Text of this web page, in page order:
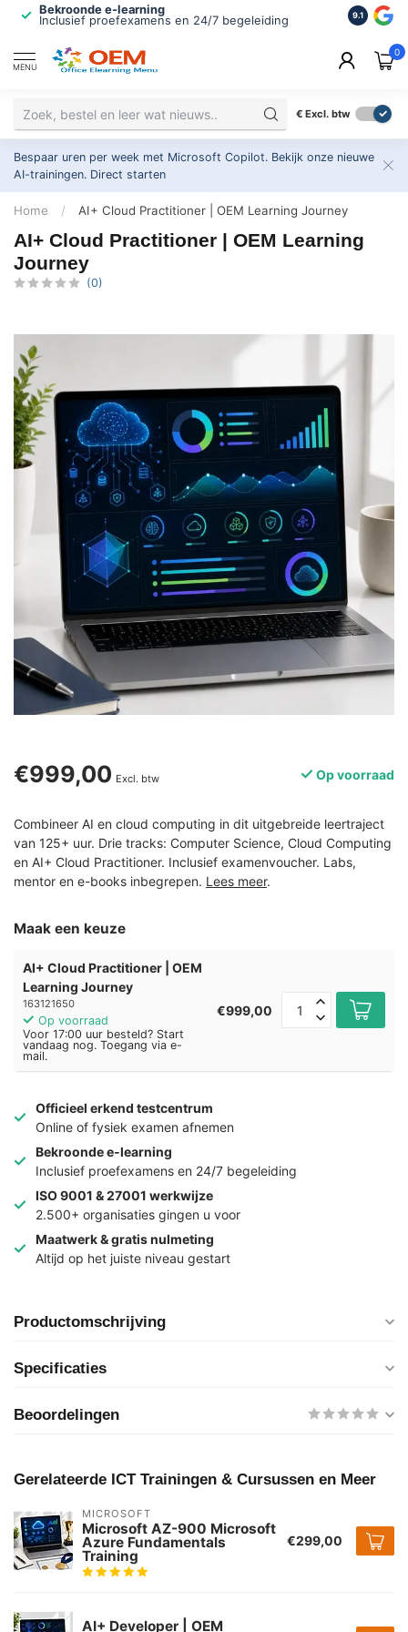
Bekroonde e-learning
Inclusief proefexamens en 24/7 begeleiding
ISO
2.500+
9.1
MENU
0
€ Excl. btw
Bespaar uren per week met Microsoft Copilot. Bekijk onze nieuwe
AI-trainingen. Direct starten
Home / AI+ Cloud Practitioner | OEM Learning Journey
AI+ Cloud Practitioner | OEM Learning
Journey
(0)
€999,00 Excl. btw Op voorraad
Combineer AI en cloud computing in dit uitgebreide leertraject
van 125+ uur. Drie tracks: Computer Science, Cloud Computing
en AI+ Cloud Practitioner. Inclusief examenvoucher. Labs,
mentor en e-books inbegrepen. Lees meer.
Maak een keuze
AI+ Cloud Practitioner | OEM
Learning Journey
163121650
Op voorraad
Voor 17:00 uur besteld? Start
vandaag nog. Toegang via e-
mail.
€999,00
Officieel erkend testcentrum
Online of fysiek examen afnemen
Bekroonde e-learning
Inclusief proefexamens en 24/7 begeleiding
ISO 9001 & 27001 werkwijze
2.500+ organisaties gingen u voor
Maatwerk & gratis nulmeting
Altijd op het juiste niveau gestart
Productomschrijving
Specificaties
Beoordelingen
Gerelateerde ICT Trainingen & Cursussen en Meer
MICROSOFT
Microsoft AZ-900 Microsoft
Azure Fundamentals
Training
€299,00
AI+ Developer | OEM